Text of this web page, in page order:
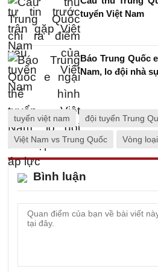
tuyển Việt Nam
Báo Trung Quốc
Nam, lo đội nhà
tuyển việt nam đội tuyển Trung
Việt Nam vs Trung Quốc Vòng
Bình luận